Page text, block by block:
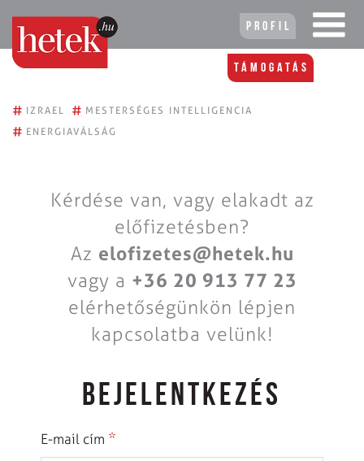
Profil
Támogatás
# IZRAEL # MESTERSÉGES INTELLIGENCIA
# ENERGIAVÁLSÁG
Kérdése van, vagy elakadt az
előfizetésben?
Az elofizetes@hetek.hu
vagy a +36 20 913 77 23
elérhetőségünkön lépjen
kapcsolatba velünk!
BEJELENTKEZÉS
E-mail cím *